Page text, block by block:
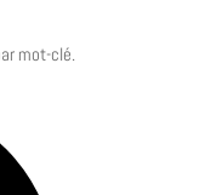
mot-clé.